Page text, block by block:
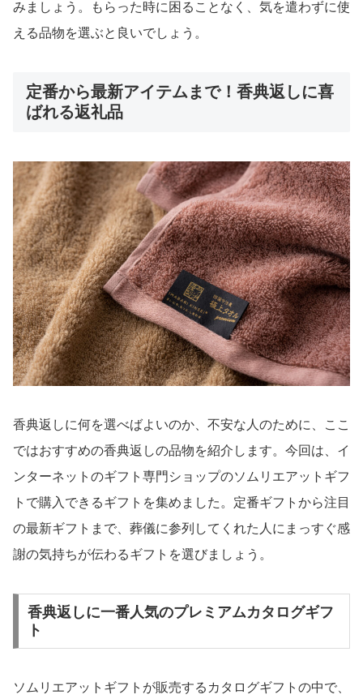
みましょう。もらった時に困ることなく、気を遣わずに使
える品物を選ぶと良いでしょう。
定番から最新アイテムまで！香典返しに喜
ばれる返礼品
香典返しに何を選べばよいのか、不安な人のために、ここ
ではおすすめの香典返しの品物を紹介します。今回は、イ
ンターネットのギフト専門ショップのソムリエアットギフ
トで購入できるギフトを集めました。定番ギフトから注目
の最新ギフトまで、葬儀に参列してくれた人にまっすぐ感
謝の気持ちが伝わるギフトを選びましょう。
香典返しに一番人気のプレミアムカタログギフ
ト
ソムリエアットギフトが販売するカタログギフトの中で、